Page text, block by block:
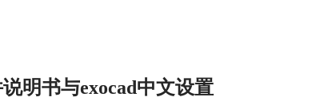
明书与exocad中文设置